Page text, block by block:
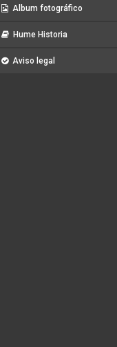
Album fotográfico
Hume Historia
Aviso legal